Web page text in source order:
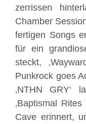
zerrissen
Chamber
fertigen Songs
für ein
steckt,
Punkrock goes
‚NTHN GRY‘
‚Baptismal
Cave erinnert,